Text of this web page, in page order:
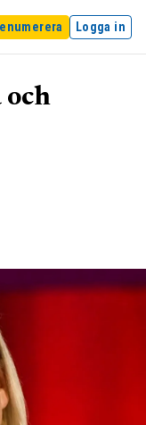
Logga in
och